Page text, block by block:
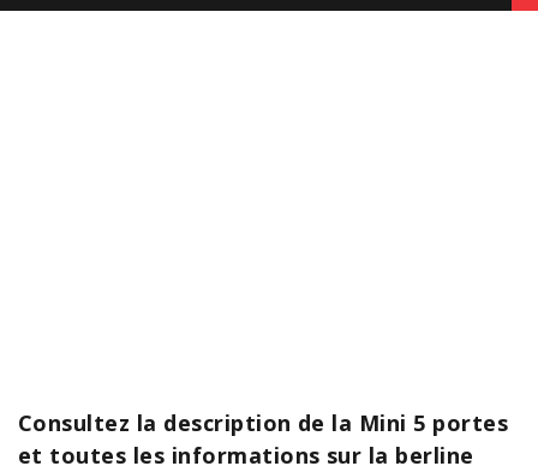
Consultez la description de la Mini 5 portes
et toutes les informations sur la berline